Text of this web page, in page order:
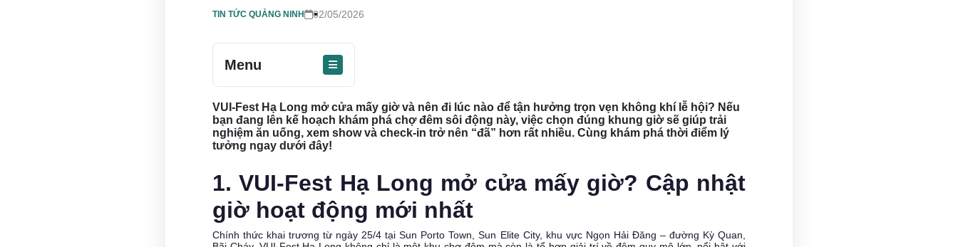
TIN TỨC QUẢNG NINH 02/05/2026
Menu
VUI-Fest Hạ Long mở cửa mấy giờ và nên đi lúc nào để tận hưởng trọn vẹn không khí lễ hội? Nếu
bạn đang lên kế hoạch khám phá chợ đêm sôi động này, việc chọn đúng khung giờ sẽ giúp trải
nghiệm ăn uống, xem show và check-in trở nên “đã” hơn rất nhiều. Cùng khám phá thời điểm lý
tưởng ngay dưới đây!
1. VUI-Fest Hạ Long mở cửa mấy giờ? Cập nhật
giờ hoạt động mới nhất
Chính thức khai trương từ ngày 25/4 tại Sun Porto Town, Sun Elite City, khu vực Ngọn Hải Đăng – đường Kỳ Quan,